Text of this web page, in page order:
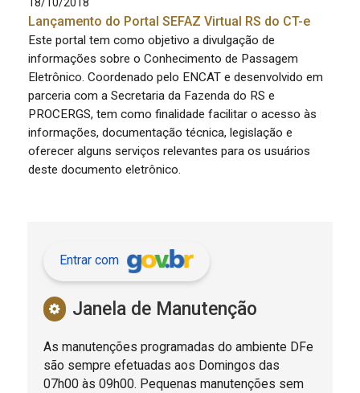
18/10/2018
Lançamento do Portal SEFAZ Virtual RS do CT-e
Este portal tem como objetivo a divulgação de
informações sobre o Conhecimento de Passagem
Eletrônico. Coordenado pelo ENCAT e desenvolvido em
parceria com a Secretaria da Fazenda do RS e
PROCERGS, tem como finalidade facilitar o acesso às
informações, documentação técnica, legislação e
oferecer alguns serviços relevantes para os usuários
deste documento eletrônico.
Entrar com
Janela de Manutenção
As manutenções programadas do ambiente DFe
são sempre efetuadas aos Domingos das
07h00 às 09h00. Pequenas manutenções sem